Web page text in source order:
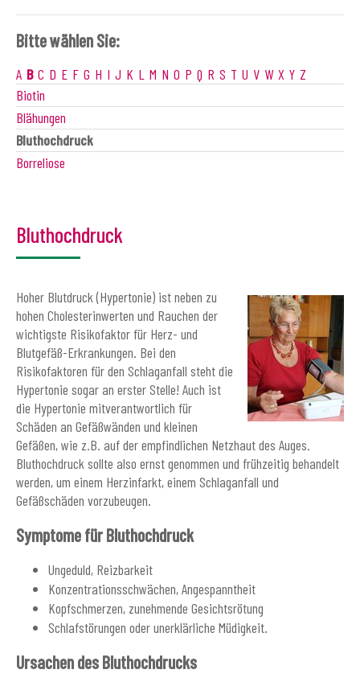
Bitte wählen Sie:
A B C D E F G H I J K L M N O P Q R S T U V W X Y Z
Biotin
Blähungen
Bluthochdruck
Borreliose
Bluthochdruck
Hoher Blutdruck (Hypertonie) ist neben zu
hohen Cholesterinwerten und Rauchen der
wichtigste Risikofaktor für Herz- und
Blutgefäß-Erkrankungen. Bei den
Risikofaktoren für den Schlaganfall steht die
Hypertonie sogar an erster Stelle! Auch ist
die Hypertonie mitverantwortlich für
Schäden an Gefäßwänden und kleinen
Gefäßen, wie z.B. auf der empfindlichen Netzhaut des Auges.
Bluthochdruck sollte also ernst genommen und frühzeitig behandelt
werden, um einem Herzinfarkt, einem Schlaganfall und
Gefäßschäden vorzubeugen.
Symptome für Bluthochdruck
Ungeduld, Reizbarkeit
Konzentrationsschwächen, Angespanntheit
Kopfschmerzen, zunehmende Gesichtsrötung
Schlafstörungen oder unerklärliche Müdigkeit.
Ursachen des Bluthochdrucks